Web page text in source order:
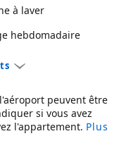
à laver
hebdomadaire
peuvent être
si vous avez
l'appartement. Plus